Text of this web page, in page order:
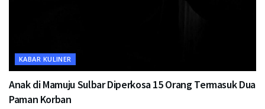
KABAR KULINER
Anak di Mamuju Sulbar Diperkosa 15 Orang Termasuk Dua
Paman Korban